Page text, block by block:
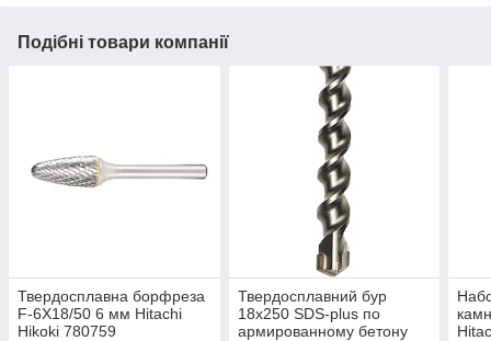
Подібні товари компанії
Твердосплавна борфреза
F-6X18/50 6 мм Hitachi
Hikoki 780759
Твердосплавний бур
18х250 SDS-plus по
армированному бетону